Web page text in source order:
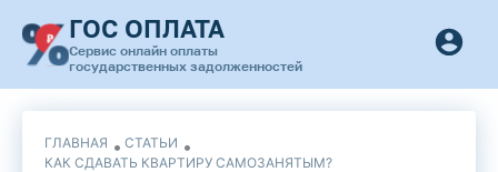
ГОС ОПЛАТА
Сервис онлайн оплаты
государственных задолженностей
ГЛАВНАЯ
СТАТЬИ
КАК СДАВАТЬ КВАРТИРУ САМОЗАНЯТЫМ?